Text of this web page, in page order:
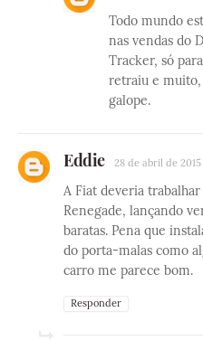
Todo mundo
nas vendas do
Tracker, só
retraiu e muito,
galope.
Eddie 28 de abril de 2015
A Fiat deveria
Renegade, lançando
baratas. Pena que
do porta-malas como
carro me parece bom.
Responder